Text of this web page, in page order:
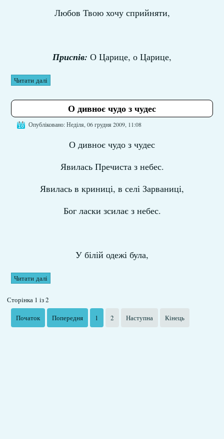
Любов Твою хочу сприйняти,
Приспів: О Царице, о Царице,
Читати далі
О дивноє чудо з чудес
Опубліковано: Неділя, 06 грудня 2009, 11:08
О дивноє чудо з чудес
Явилась Пречиста з небес.
Явилась в криниці, в селі Зарваниці,
Бог ласки зсилає з небес.
У білій одежі була,
Читати далі
Сторінка 1 із 2
Початок
Попередня 1 2 Наступна Кінець